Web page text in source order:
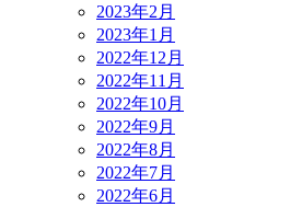
2023年2月
2023年1月
2022年12月
2022年11月
2022年10月
2022年9月
2022年8月
2022年7月
2022年6月